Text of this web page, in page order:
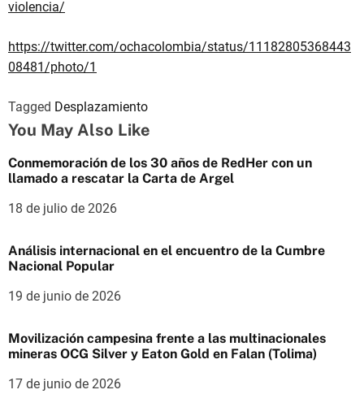
violencia/
https://twitter.com/ochacolombia/status/11182805368443
08481/photo/1
Tagged Desplazamiento
You May Also Like
Conmemoración de los 30 años de RedHer con un
llamado a rescatar la Carta de Argel
18 de julio de 2026
Análisis internacional en el encuentro de la Cumbre
Nacional Popular
19 de junio de 2026
Movilización campesina frente a las multinacionales
mineras OCG Silver y Eaton Gold en Falan (Tolima)
17 de junio de 2026